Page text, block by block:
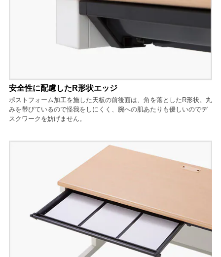
安全性に配慮したR形状エッジ
ポストフォーム加工を施した天板の前後面は、角を落としたR形状。丸
みを帯びているので怪我をしにくく、腕への肌あたりも優しいのでデ
スクワークを妨げません。